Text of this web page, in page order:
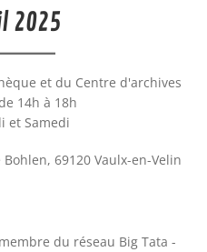
2025
et du Centre d'archives
14h à 18h
et Samedi
69120 Vaulx-en-Velin
du réseau Big Tata -